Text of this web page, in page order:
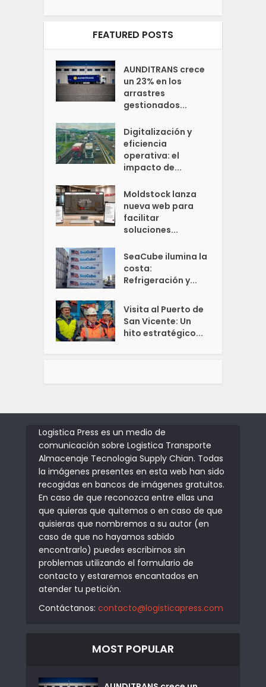
FEATURED POSTS
AUNDITRANS crece
un 23% en los
arrastres
gestionados...
Digitalización y
eficiencia
operativa: el
impacto de...
Moldstock lanza
nueva web para
facilitar
soluciones...
SeaCube ilumina la
costa:
Refrigeración y...
Visita al Puerto de
San Vicente: Un
hito estratégico...
Logistica Press es un medio de
comunicación sobre Logistica Transporte
Almacenaje Tecnologia Supply Chian. Todas
la imágenes presentes en esta web han sido
recogidas en bancos de imágenes gratuitos.
En caso de que reconozca entre ellas una
que quieras que quitemos o en caso de que
quisieras que nombremos a su autor (en
caso de que no hayamos sabido
encontrarlo) puedes escribirnos sin
problemas utilizando el formulario de
contacto y estaremos encantados en
atender tu petición.
Contáctanos: contacto@logisticapress.com
MOST POPULAR